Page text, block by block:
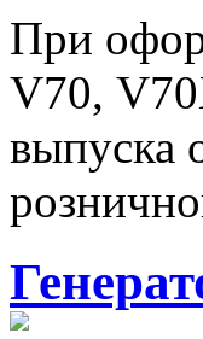
При
V70,
выпуска